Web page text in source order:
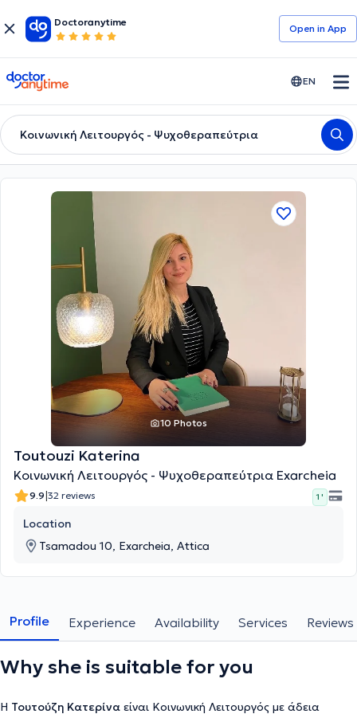
Doctoranytime
Open in Αpp
doctoranytime EN
Κοινωνική Λειτουργός - Ψυχοθεραπεύτρια
10 Photos
Toutouzi Katerina
Κοινωνική Λειτουργός - Ψυχοθεραπεύτρια Exarcheia
9.9|32 reviews 1 '
Location
Tsamadou 10, Exarcheia, Attica
Profile Experience Availability Services Reviews
Why she is suitable for you
Η Τουτούζη Κατερίνα είναι Κοινωνική Λειτουργός με άδεια